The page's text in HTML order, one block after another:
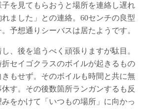
を見てもらおうと場所を連絡し遅れ
ました」との連絡。60センチの良型
予想通りシーバスは居たようです。
、後を追うべく頑張りますが駄目。
セイゴクラスのボイルが起きるもの
もせず。そのボイルも時間と共に無
す。その後数箇所ランガンするも反
をかけて「いつもの場所」に向かっ